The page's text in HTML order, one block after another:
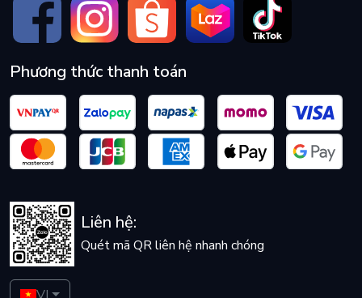
Phương thức thanh toán
Liên hệ:
Quét mã QR liên hệ nhanh chóng